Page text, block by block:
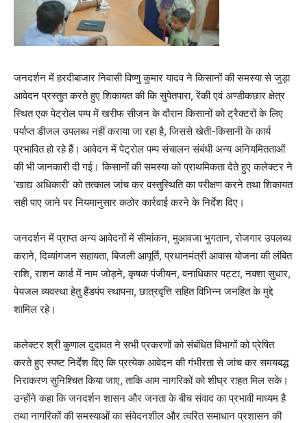
जनदर्शन में हरदीबाजार निवासी विष्णु कुमार यादव ने किसानों की समस्या से जुड़ा
आवेदन प्रस्तुत करते हुए शिकायत की कि सुपेतपारा, रेंकी एवं अण्डीकछार क्षेत्र
स्थित एक पेट्रोल पम्प में खरीफ सीजन के दौरान किसानों को ट्रैक्टरों के लिए
पर्याप्त डीजल उपलब्ध नहीं कराया जा रहा है, जिससे खेती-किसानी के कार्य
प्रभावित हो रहे हैं। आवेदन में पेट्रोल पम्प संचालन संबंधी अन्य अनियमितताओं
की भी जानकारी दी गई। किसानों की समस्या को प्राथमिकता देते हुए कलेक्टर ने
’खाद्य अधिकारी’ को तत्काल जांच कर वस्तुस्थिति का परीक्षण करने तथा शिकायत
सही पाए जाने पर नियमानुसार कठोर कार्रवाई करने के निर्देश दिए।
जनदर्शन में प्राप्त अन्य आवेदनों में सीमांकन, मुआवजा भुगतान, रोजगार उपलब्ध
कराने, दिव्यांगजन सहायता, बिजली आपूर्ति, प्रधानमंत्री आवास योजना की लंबित
राशि, राशन कार्ड में नाम जोड़ने, कृषक पंजीयन, वनाधिकार पट्टा, नक्शा सुधार,
पेयजल व्यवस्था हेतु हैंडपंप स्थापना, छात्रवृत्ति सहित विभिन्न जनहित के मुद्दे
शामिल रहे।
कलेक्टर श्री कुणाल दुदावत ने सभी प्रकरणों को संबंधित विभागों को प्रेषित
करते हुए स्पष्ट निर्देश दिए कि प्रत्येक आवेदन की गंभीरता से जांच कर समयबद्ध
निराकरण सुनिश्चित किया जाए, ताकि आम नागरिकों को शीघ्र राहत मिल सके।
उन्होंने कहा कि जनदर्शन शासन और जनता के बीच संवाद का प्रभावी माध्यम है
तथा नागरिकों की समस्याओं का संवेदनशील और त्वरित समाधान प्रशासन की